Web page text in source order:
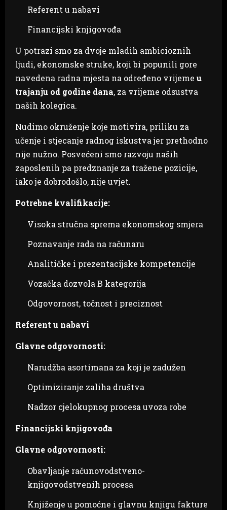
Referent u nabavi
Financijski knjigovođa
U potrazi smo za dvoje mladih ambicioznih
ljudi, ekonomske struke, koji bi popunili gore
navedena radna mjesta na određeno vrijeme u
trajanju od godine dana, za vrijeme odsustva
naših kolegica.
Nudimo okruženje koje motivira, priliku za
učenje i stjecanje radnog iskustva jer prethodno
nije nužno. Posvećeni smo razvoju naših
zaposlenih pa predznanje za tražene pozicije,
iako je dobrodošlo, nije uvjet.
Potrebne kvalifikacije:
Visoka stručna sprema ekonomskog smjera
Poznavanje rada na računaru
Analitičke i prezentacijske kompetencije
Vozačka dozvola B kategorija
Odgovornost, točnost i preciznost
Referent u nabavi
Glavne odgovornosti:
Narudžba asortimana za koji je zadužen
Optimiziranje zaliha društva
Nadzor cjelokupnog procesa uvoza robe
Financijski knjigovođa
Glavne odgovornosti:
Obavljanje računovodstveno-
knjigovodstvenih procesa
Knjiženje u pomoćne i glavnu knjigu fakture